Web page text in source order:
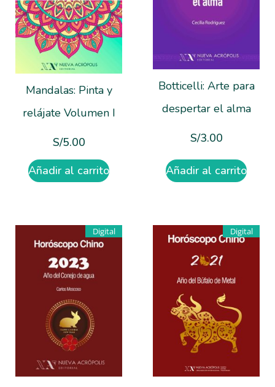
Mandalas: Pinta y
relájate Volumen I
S/5.00
Añadir al carrito
Botticelli: Arte para
despertar el alma
S/3.00
Añadir al carrito
Digital Digital